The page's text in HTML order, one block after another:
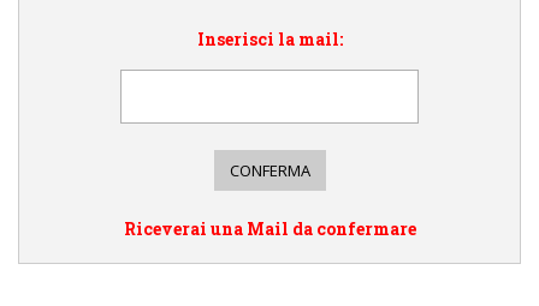
Inserisci la mail:
Riceverai una Mail da confermare